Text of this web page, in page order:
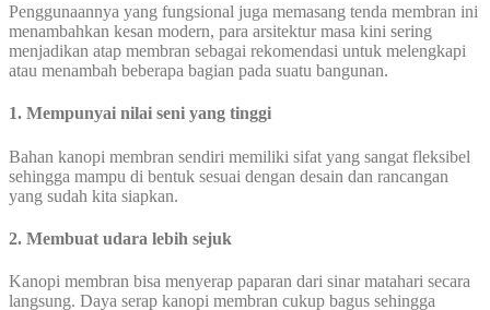
Penggunaannya yang fungsional juga memasang tenda membran ini
menambahkan kesan modern, para arsitektur masa kini sering
menjadikan atap membran sebagai rekomendasi untuk melengkapi
atau menambah beberapa bagian pada suatu bangunan.
1. Mempunyai nilai seni yang tinggi
Bahan kanopi membran sendiri memiliki sifat yang sangat fleksibel
sehingga mampu di bentuk sesuai dengan desain dan rancangan
yang sudah kita siapkan.
2. Membuat udara lebih sejuk
Kanopi membran bisa menyerap paparan dari sinar matahari secara
langsung. Daya serap kanopi membran cukup bagus sehingga